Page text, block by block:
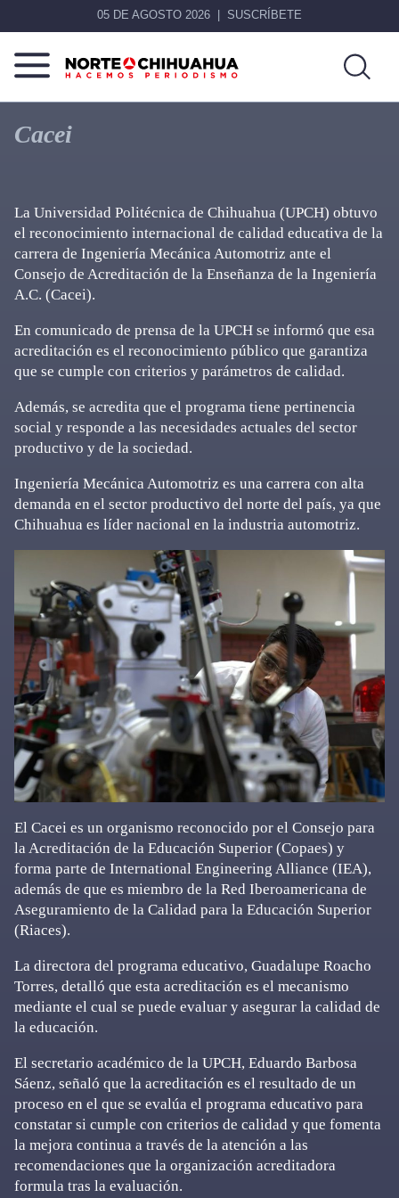
05 DE AGOSTO 2026 SUSCRÍBETE
Norte
De
Chihuahua
Más
que
noticias,
Cacei
La Universidad Politécnica de Chihuahua (UPCH) obtuvo
el reconocimiento internacional de calidad educativa de la
carrera de Ingeniería Mecánica Automotriz ante el
Consejo de Acreditación de la Enseñanza de la Ingeniería
A.C. (Cacei).
En comunicado de prensa de la UPCH se informó que esa
acreditación es el reconocimiento público que garantiza
que se cumple con criterios y parámetros de calidad.
Además, se acredita que el programa tiene pertinencia
social y responde a las necesidades actuales del sector
productivo y de la sociedad.
Ingeniería Mecánica Automotriz es una carrera con alta
demanda en el sector productivo del norte del país, ya que
Chihuahua es líder nacional en la industria automotriz.
El Cacei es un organismo reconocido por el Consejo para
la Acreditación de la Educación Superior (Copaes) y
forma parte de International Engineering Alliance (IEA),
además de que es miembro de la Red Iberoamericana de
Aseguramiento de la Calidad para la Educación Superior
(Riaces).
La directora del programa educativo, Guadalupe Roacho
Torres, detalló que esta acreditación es el mecanismo
mediante el cual se puede evaluar y asegurar la calidad de
la educación.
El secretario académico de la UPCH, Eduardo Barbosa
Sáenz, señaló que la acreditación es el resultado de un
proceso en el que se evalúa el programa educativo para
constatar si cumple con criterios de calidad y que fomenta
la mejora continua a través de la atención a las
recomendaciones que la organización acreditadora
formula tras la evaluación.